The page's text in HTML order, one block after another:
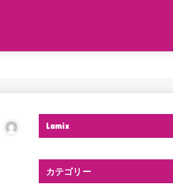
Lamix
カテゴリー